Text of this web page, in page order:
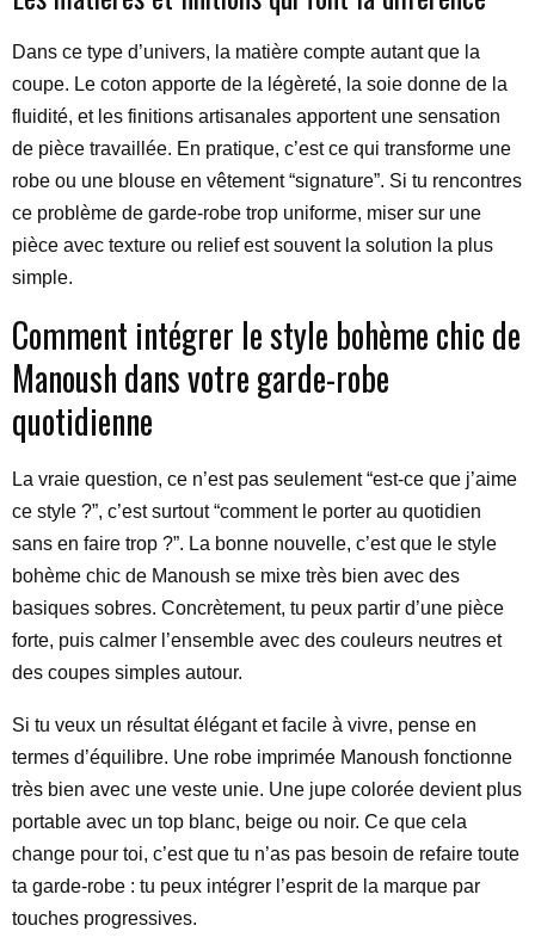
Dans ce type d’univers, la matière compte autant que la
coupe. Le coton apporte de la légèreté, la soie donne de la
fluidité, et les finitions artisanales apportent une sensation
de pièce travaillée. En pratique, c’est ce qui transforme une
robe ou une blouse en vêtement “signature”. Si tu rencontres
ce problème de garde-robe trop uniforme, miser sur une
pièce avec texture ou relief est souvent la solution la plus
simple.
Comment intégrer le style bohème chic de
Manoush dans votre garde-robe
quotidienne
La vraie question, ce n’est pas seulement “est-ce que j’aime
ce style ?”, c’est surtout “comment le porter au quotidien
sans en faire trop ?”. La bonne nouvelle, c’est que le style
bohème chic de Manoush se mixe très bien avec des
basiques sobres. Concrètement, tu peux partir d’une pièce
forte, puis calmer l’ensemble avec des couleurs neutres et
des coupes simples autour.
Si tu veux un résultat élégant et facile à vivre, pense en
termes d’équilibre. Une robe imprimée Manoush fonctionne
très bien avec une veste unie. Une jupe colorée devient plus
portable avec un top blanc, beige ou noir. Ce que cela
change pour toi, c’est que tu n’as pas besoin de refaire toute
ta garde-robe : tu peux intégrer l’esprit de la marque par
touches progressives.